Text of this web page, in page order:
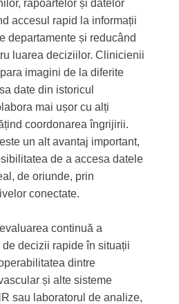
rapoartelor și datelor
accesul rapid la informații
departamente și reducând
luarea deciziilor. Clinicienii
imagini de la diferite
date din istoricul
mai ușor cu alți
coordonarea îngrijirii.
un alt avantaj important,
de a accesa datele
de oriunde, prin
conectate.
continuă a
decizii rapide în situații
dintre
și alte sisteme
sau laboratorul de analize,